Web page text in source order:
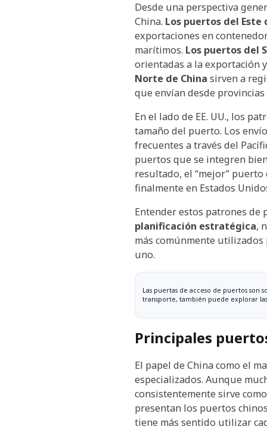
Desde una perspectiva
China. Los puertos del Este
exportaciones en
marítimos. Los puertos del
orientadas a la exportación
Norte de China sirven a
que envían desde
En el lado de EE. UU., los
tamaño del puerto. Los
frecuentes a través del
puertos que se integren
resultado, el “mejor”
finalmente en Estados
Entender estos patrones
planificación estratégica,
más comúnmente utilizados
uno.
Las puertas de acceso de puertos
transporte, también puede explorar
Principales
El papel de China como el
especializados. Aunque
consistentemente sirve
presentan los puertos
tiene más sentido utilizar